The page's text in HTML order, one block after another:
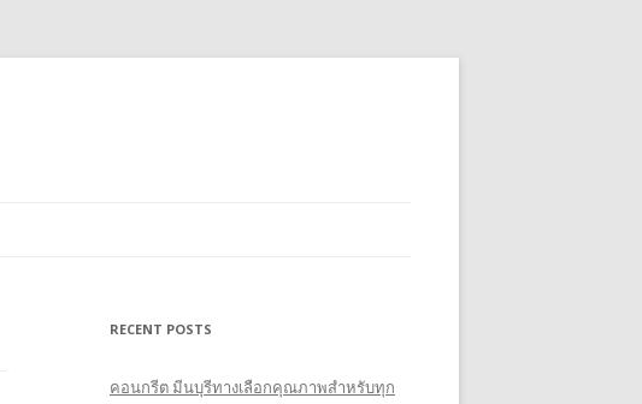
RECENT POSTS
คอนกรีต มีนบุรีทางเลือกคุณภาพสำหรับทุก